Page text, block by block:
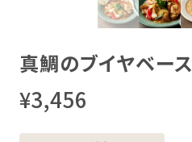
真鯛のブイヤベース
¥3,456